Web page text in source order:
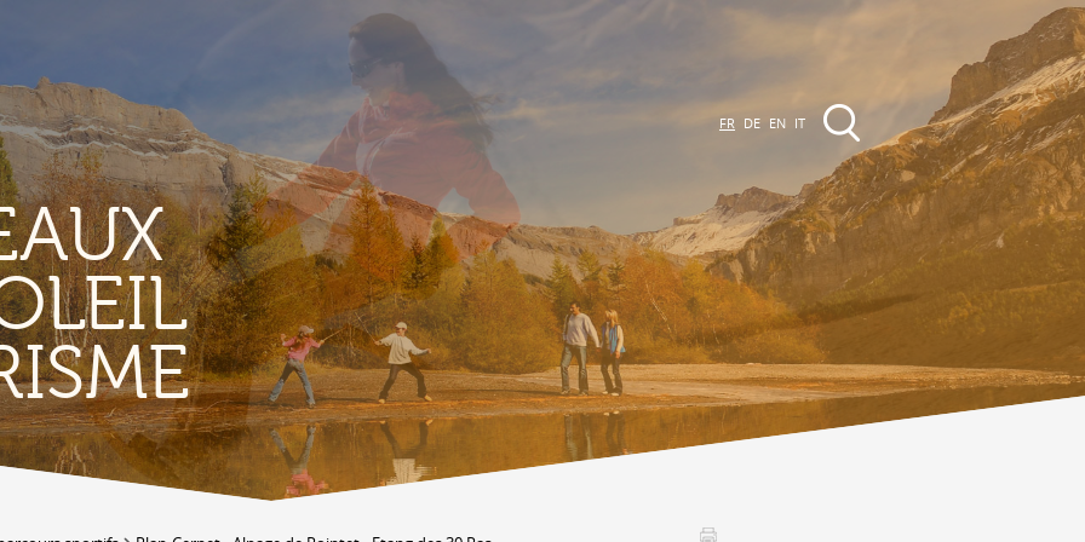
TERROIR &
PATRIMOINE
Vignoble & parcours viticoles
Produits et magasins du terroir
Bourg de Conthey
Eglises & chapelles
Vestiges gallo-romains d'Ardon
EVÈNEMENTS &
ACTIVITÉS
Activités dans la région
Promenades
Agenda des Manifestations
FR DE EN IT